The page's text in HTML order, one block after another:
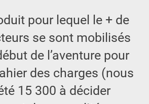
pour lequel le + de
se sont mobilisés
de l’aventure pour
des charges (nous
15 300 à décider